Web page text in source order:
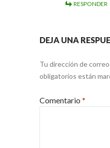
RESPONDER
DEJA UNA
Tu dirección de
obligatorios están
Comentario *